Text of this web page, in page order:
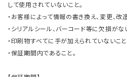
して使用されていないこと。
・お客様によって情報の書き換え、変更、改
・シリアルシール、バーコード等に欠損がな
・印刷物すべてに手が加えられていないこと
・保証期間内であること。